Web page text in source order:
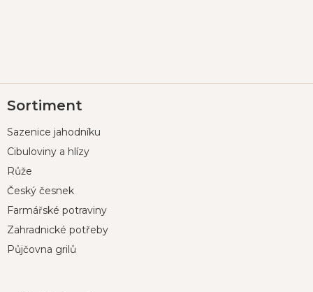
á
a
Sortiment
Sazenice jahodníku
Cibuloviny a hlízy
Růže
Český česnek
Farmářské potraviny
Zahradnické potřeby
Půjčovna grilů